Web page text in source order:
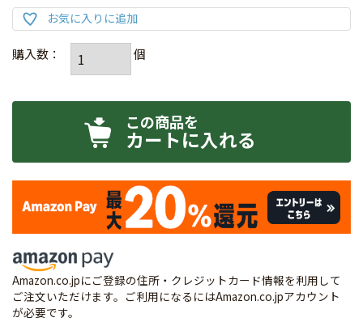
カートに入れる
Amazon.co.jpにご登録の住所・クレジットカード情報を利用して
ご注文いただけます。ご利用になるにはAmazon.co.jpアカウント
が必要です。